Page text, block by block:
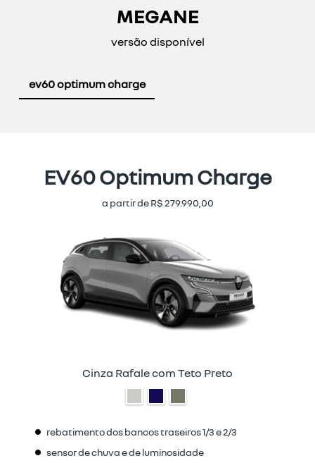
MEGANE
versão disponível
ev60 optimum charge
EV60 Optimum Charge
a partir de R$ 279.990,00
Cinza Rafale com Teto Preto
rebatimento dos bancos traseiros 1/3 e 2/3
sensor de chuva e de luminosidade